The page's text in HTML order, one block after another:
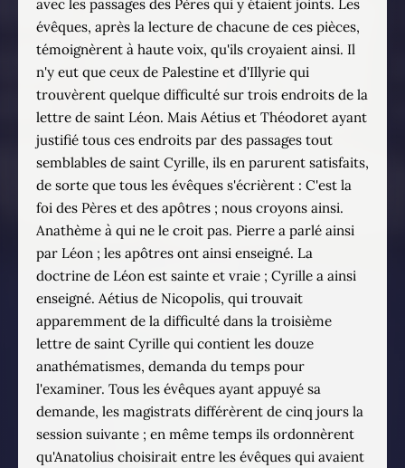
avec les passages des Pères qui y étaient joints. Les
évêques, après la lecture de chacune de ces pièces,
témoignèrent à haute voix, qu'ils croyaient ainsi. Il
n'y eut que ceux de Palestine et d'Illyrie qui
trouvèrent quelque difficulté sur trois endroits de la
lettre de saint Léon. Mais Aétius et Théodoret ayant
justifié tous ces endroits par des passages tout
semblables de saint Cyrille, ils en parurent satisfaits,
de sorte que tous les évêques s'écrièrent : C'est la
foi des Pères et des apôtres ; nous croyons ainsi.
Anathème à qui ne le croit pas. Pierre a parlé ainsi
par Léon ; les apôtres ont ainsi enseigné. La
doctrine de Léon est sainte et vraie ; Cyrille a ainsi
enseigné. Aétius de Nicopolis, qui trouvait
apparemment de la difficulté dans la troisième
lettre de saint Cyrille qui contient les douze
anathématismes, demanda du temps pour
l'examiner. Tous les évêques ayant appuyé sa
demande, les magistrats différèrent de cinq jours la
session suivante ; en même temps ils ordonnèrent
qu'Anatolius choisirait entre les évêques qui avaient